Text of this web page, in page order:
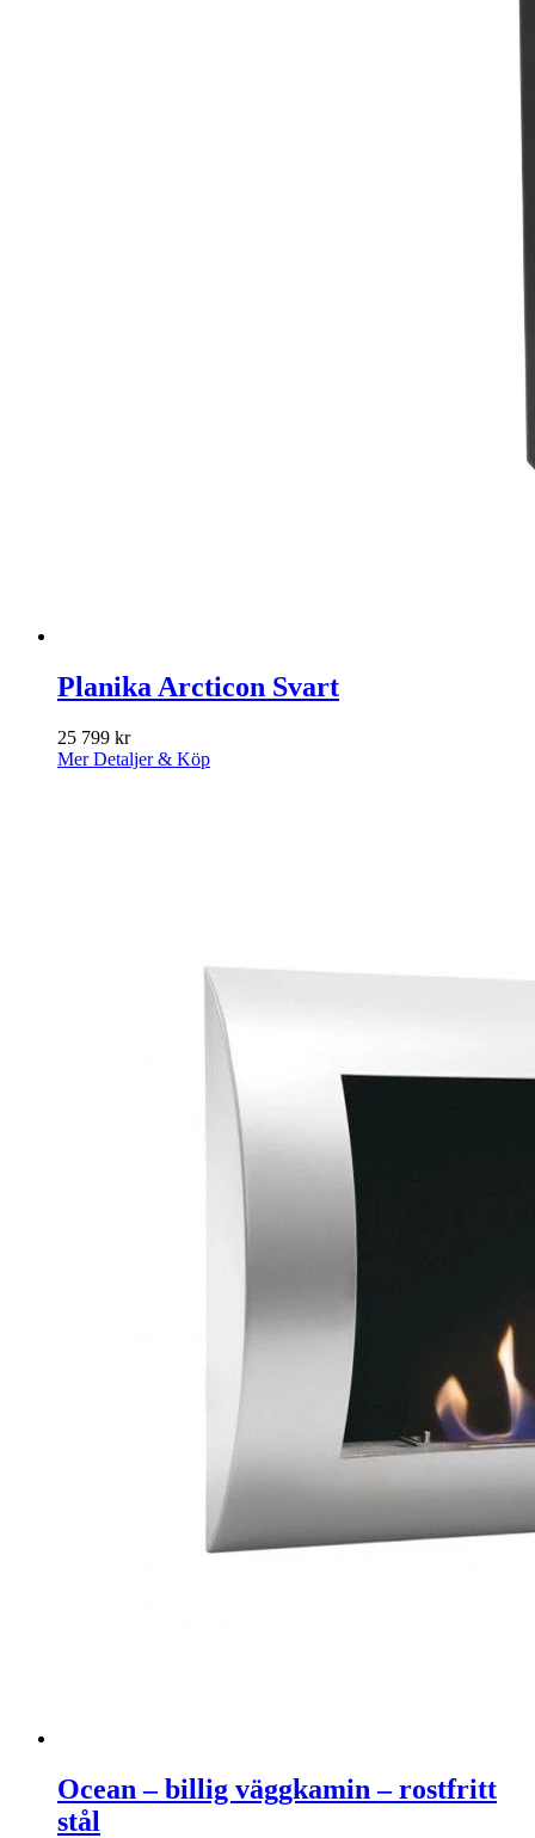
Planika Arcticon Svart
25 799 kr
Mer Detaljer & Köp
Ocean – billig väggkamin – rostfritt
stål